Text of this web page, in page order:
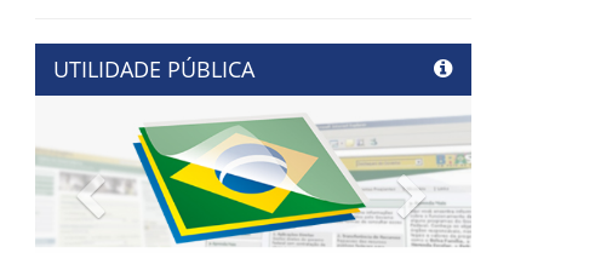
UTILIDADE PÚBLICA
Previous Next